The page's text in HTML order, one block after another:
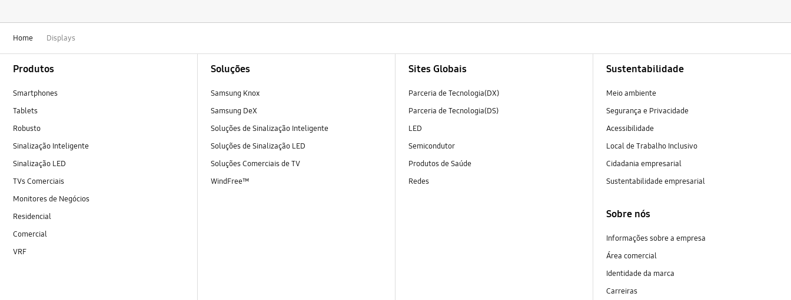
Home Displays
Produtos
Smartphones
Tablets
Robusto
Sinalização Inteligente
Sinalização LED
TVs Comerciais
Monitores de Negócios
Residencial
Comercial
VRF
Soluções
Samsung Knox
Samsung DeX
Soluções de Sinalização Inteligente
Soluções de Sinalização LED
Soluções Comerciais de TV
WindFree™
Sites Globais
Parceria de Tecnologia(DX)
Parceria de Tecnologia(DS)
LED
Semicondutor
Produtos de Saúde
Redes
Sustentabilidade
Meio ambiente
Segurança e Privacidade
Acessibilidade
Local de Trabalho Inclusivo
Cidadania empresarial
Sustentabilidade empresarial
Sobre nós
Informações sobre a empresa
Área comercial
Identidade da marca
Carreiras